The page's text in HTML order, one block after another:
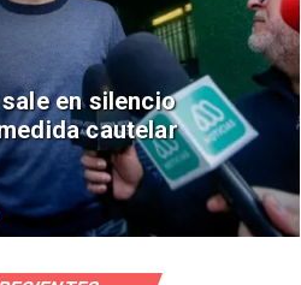
reinicio